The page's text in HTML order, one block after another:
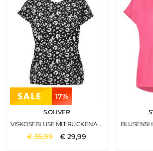
17%
S.OLIVER
VISKOSEBLUSE MIT RÜCKENAUSSCHNITT SCHWARZ
€35,99 €29,99